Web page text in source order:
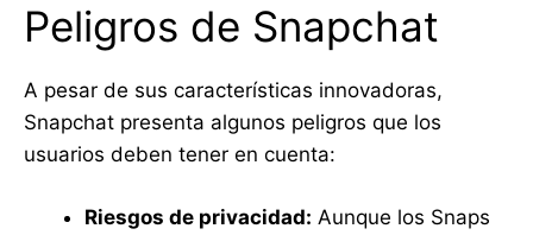
Peligros de Snapchat
A pesar de sus características innovadoras,
Snapchat presenta algunos peligros que los
usuarios deben tener en cuenta:
Riesgos de privacidad: Aunque los Snaps